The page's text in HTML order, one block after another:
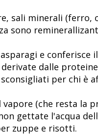
sali minerali (ferro,
sono
e
dalle
per chi è
(che resta
gettate l'acqua
zuppe e risotti.